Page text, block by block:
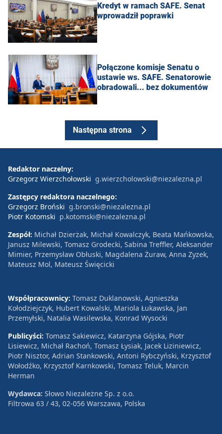
Kredyt w ramach SAFE. Senat
wprowadził poprawki
Połączone komisje Senatu o
ustawie ws. SAFE. Senatorowie
obradowali... bez dokumentów
Następna strona
Redaktor naczelny:
Grzegorz Wierzchołowski g.wierzcholowski@niezalezna.pl
Zastępcy redaktora naczelnego:
Grzegorz Broński g.bronski@niezalezna.pl
Piotr Kotomski p.kotomski@niezalezna.pl
Zespół: Michał Dzierżak, Michał Kowalczyk, Beata Mańkowska,
Janusz Milewski, Tomasz Grodecki, Sabina Treffler, Aleksander
Mimier, Przemysław Obłuski, Magdalena Żuraw, Anna Zyzek,
Mateusz Mol, Mateusz Święcicki
Współpracownicy: Tomasz Duklanowski, Agnieszka
Kołodziejczyk, Hubert Kowalski, Mariola Łukawska, Jan
Przemyłski, Natalia Wasilewska, Konrad Wysocki
Publicyści: Tomasz Sakiewicz, Katarzyna Gójska, Piotr
Lisiewicz, Michał Rachoń, Tomasz Łysiak, Jacek Liziniewicz,
Piotr Nisztor, Adrian Stankowski, Antoni Rybczyński, Krzysztof
Wołodźko, Krzysztof Karnkowski, Tomasz Teluk, Marcin
Herman
Wydawca: Słowo Niezależne Sp. z o.o.
Filtrowa 63 / 43, 02-056 Warszawa, Polska